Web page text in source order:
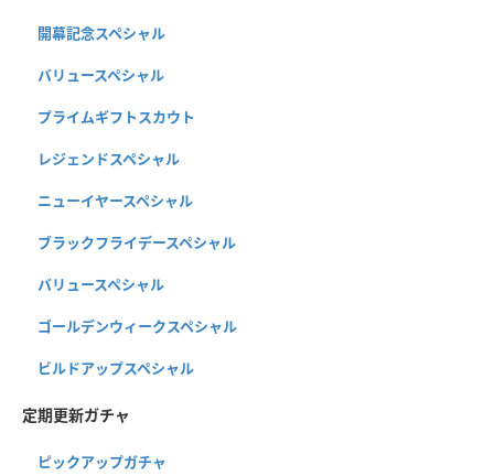
開幕記念スペシャル
バリュースペシャル
プライムギフトスカウト
レジェンドスペシャル
ニューイヤースペシャル
ブラックフライデースペシャル
バリュースペシャル
ゴールデンウィークスペシャル
ビルドアップスペシャル
定期更新ガチャ
ピックアップガチャ